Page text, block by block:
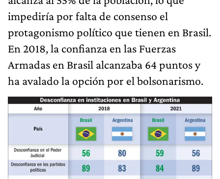
impediría por falta de consenso el
protagonismo político que tienen en Brasil.
En 2018, la confianza en las Fuerzas
Armadas en Brasil alcanzaba 64 puntos y
ha avalado la opción por el bolsonarismo.